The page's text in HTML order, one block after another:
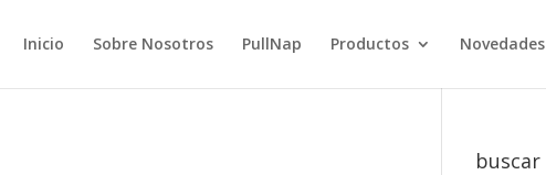
Inicio Sobre Nosotros PullNap Productos Novedades
buscar